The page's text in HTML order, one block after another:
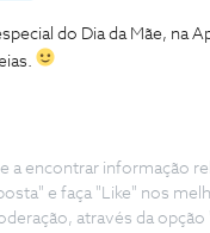
do Dia da Mãe, na
a encontrar informação
e faça "Like" nos
através da opção